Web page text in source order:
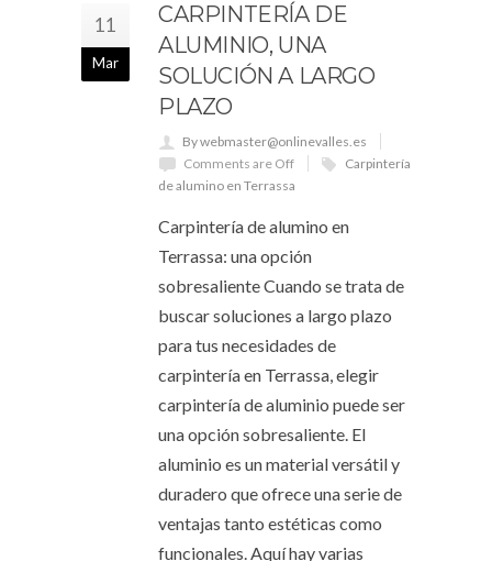
11
Mar
CARPINTERÍA DE
ALUMINIO, UNA
SOLUCIÓN A LARGO
PLAZO
By webmaster@onlinevalles.es
Comments are Off
Carpintería
de alumino en Terrassa
Carpintería de alumino en
Terrassa: una opción
sobresaliente Cuando se trata de
buscar soluciones a largo plazo
para tus necesidades de
carpintería en Terrassa, elegir
carpintería de aluminio puede ser
una opción sobresaliente. El
aluminio es un material versátil y
duradero que ofrece una serie de
ventajas tanto estéticas como
funcionales. Aquí hay varias